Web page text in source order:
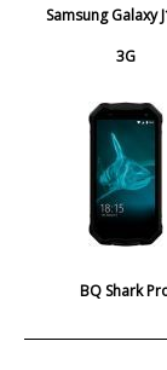
Samsung Galaxy
3G
BQ Shark